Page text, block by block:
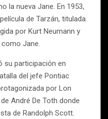
la nueva Jane. En 1953,
de Tarzán, titulada
por Kurt Neumann y
Jane.
su participación en
del jefe Pontiac
por Lon
André De Toth donde
de Randolph Scott.